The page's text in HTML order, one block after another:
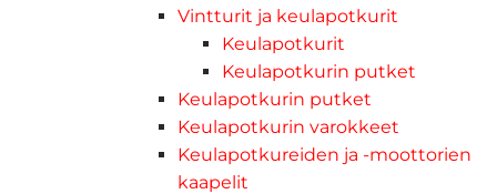
Vintturit ja keulapotkurit
Keulapotkurit
Keulapotkurin putket
Keulapotkurin putket
Keulapotkurin varokkeet
Keulapotkureiden ja -moottorien
kaapelit